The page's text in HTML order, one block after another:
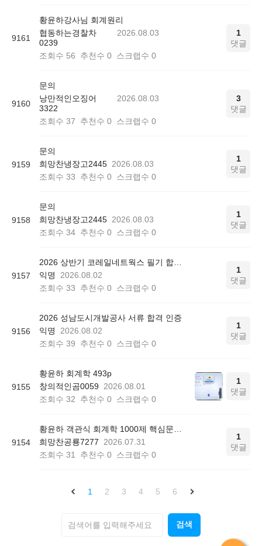
9161
황윤하강사님 회계원리
협동하는경찰차
0239
2026.08.03
조회수 56 추천수 0 스크랩수 0
1
댓글
9160
문의
낭만적인오징어
3322
2026.08.03
조회수 37 추천수 0 스크랩수 0
3
댓글
9159
문의
희망찬냉장고2445 2026.08.03
조회수 33 추천수 0 스크랩수 0
1
댓글
9158
문의
희망찬냉장고2445 2026.08.03
조회수 34 추천수 0 스크랩수 0
1
댓글
9157
익명
2026.08.02
조회수 33 추천수 0 스크랩수 0
1
댓글
9156
2026 성남도시개발공사 서류 합격 인증
익명
2026.08.02
조회수 39 추천수 0 스크랩수 0
1
댓글
9155
황윤하 회계학 493p
창의적인곰0059
2026.08.01
조회수 32 추천수 0 스크랩수 0
1
댓글
9154
희망찬공룡7277
2026.07.31
조회수 31 추천수 0 스크랩수 0
1
댓글
1 2 3 4 5 6
검색